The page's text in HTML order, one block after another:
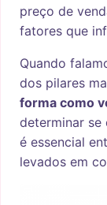
preço de
fatores que
Quando
dos pilares
forma como
determinar se
é essencial
levados em